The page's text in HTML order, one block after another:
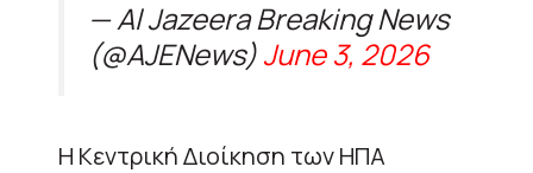
— Al Jazeera Breaking News
(@AJENews)June 3, 2026
Η Κεντρική Διοίκηση των ΗΠΑ